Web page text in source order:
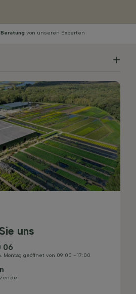
uns
06
Montag geöffnet von 09:00 - 17:00